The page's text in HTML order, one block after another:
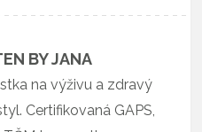
BY JANA
na výživu a zdravý
Certifikovaná GAPS,